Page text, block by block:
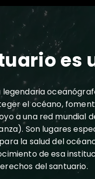
es
el océano,
a una red mundial
Son lugares
la salud del
de esa
del santuario.